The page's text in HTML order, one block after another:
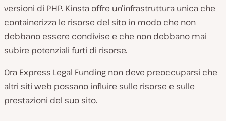
versioni di PHP. Kinsta offre un’infrastruttura unica che
containerizza le risorse del sito in modo che non
debbano essere condivise e che non debbano mai
subire potenziali furti di risorse.
Ora Express Legal Funding non deve preoccuparsi che
altri siti web possano influire sulle risorse e sulle
prestazioni del suo sito.